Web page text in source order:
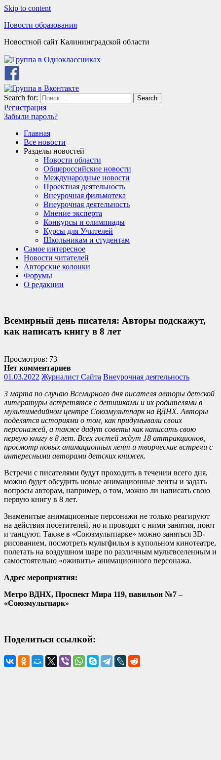
Skip to content
Новости образования
Новостной сайт Калининградской области
Search for: Search
Регистрация
Забыли пароль?
Главная
Все новости
Разделы новостей
Новости области
Общероссийские новости
Международные новости
Проектная деятельность
Внеурочная фильмотека
Внеурочная деятельность
Мнение эксперта
Конкурсы и олимпиады
Курсы для Учителей
Школьникам и студентам
Самое интересное
Новости читателей
Авторские колонки
Форумы
О редакции
Всемирный день писателя: Авторы подскажут,
как написать книгу в 8 лет
Просмотров: 73
Нет комментариев
01.03.2022 Журналист Сайта Внеурочная деятельность
3 марта по случаю Всемирного дня писателя авторы детской
литературы встретятся с детишками и их родителями в
мультимедийном центре Союзмультпарк на ВДНХ. Авторы
поделятся историями о том, как придумывали своих
персонажей, а также дадут советы как написать свою
первую книгу в 8 лет. Всех гостей ждут 18 аттракционов,
просмотр новых анимационных лент и творческие встречи с
интересными авторами детских книжек.
Встречи с писателями будут проходить в течении всего дня,
можно будет обсудить новые анимационные ленты и задать
вопросы авторам, например, о том, можно ли написать свою
первую книгу в 8 лет.
Знаменитые анимационные персонажи не только реагируют
на действия посетителей, но и проводят с ними занятия, поют
и танцуют. Также в «Союзмультпарке» можно заняться 3D-
рисованием, посмотреть мультфильм в купольном кинотеатре,
полетать на воздушном шаре по различным мультвселенным и
самостоятельно «оживить» анимационного персонажа.
Адрес мероприятия:
Метро ВДНХ, Проспект Мира 119, павильон №7 –
«Союзмультпарк»
Поделиться ссылкой: